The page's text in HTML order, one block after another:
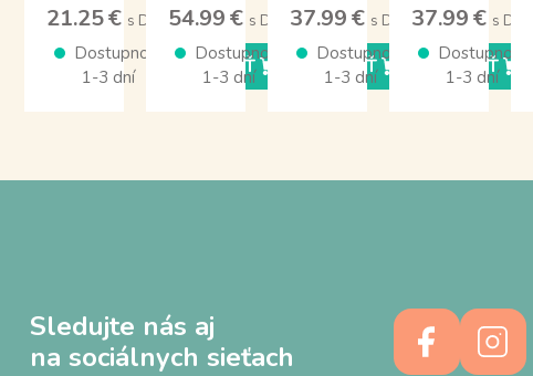
21.25 € s DPH
Dostupnosť
1-3 dní
KÚPIŤ
54.99 € s DPH
Dostupnosť
1-3 dní
KÚPIŤ
37.99 € s DPH
Dostupnosť
1-3 dní
KÚPIŤ
37.99 € s DPH
Dostupnosť
1-3 dní
Sledujte nás aj
na sociálnych sieťach